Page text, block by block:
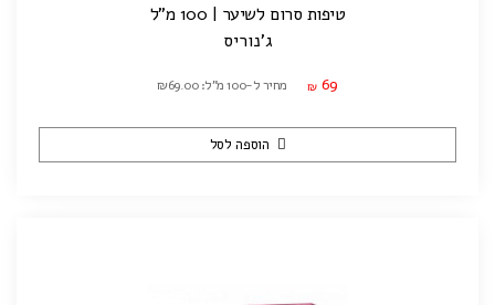
טיפות סרום לשיער | 100 מ"ל
ג'נוריס
₪ 69 מחיר ל-100 מ"ל: ₪69.00
הוספה לסל